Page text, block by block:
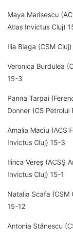
Maya Marișescu
Atlas Invictus Cluj)
Ilia Blaga (CSM
Veronica Burdulea
15-3
Panna Tarpai
Donner (CS Petrolul
Amalia Maciu (ACS
Invictus Cluj) 15-3
Ilinca Vereș (ACSȘ
Invictus Cluj) 15-1
Natalia Scafa (CSM
15-12
Antonia Stănescu